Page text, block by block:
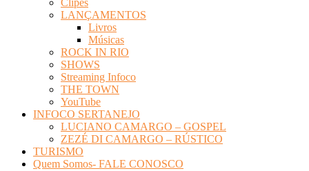
Clipes
LANÇAMENTOS
Livros
Músicas
ROCK IN RIO
SHOWS
Streaming Infoco
THE TOWN
YouTube
INFOCO SERTANEJO
LUCIANO CAMARGO – GOSPEL
ZEZÉ DI CAMARGO – RÚSTICO
TURISMO
Quem Somos- FALE CONOSCO